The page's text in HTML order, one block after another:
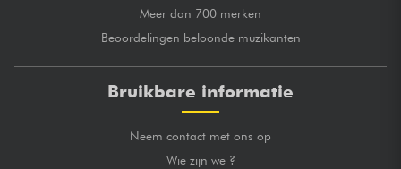
Meer dan 700 merken
Beoordelingen beloonde muzikanten
Bruikbare informatie
Neem contact met ons op
Wie zijn we ?